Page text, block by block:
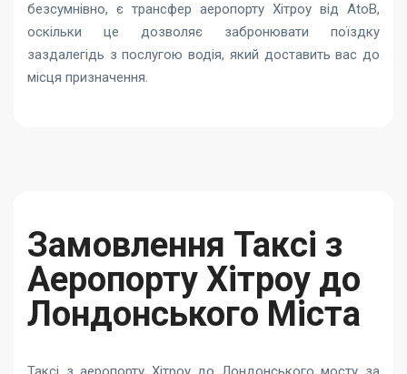
безсумнівно, є трансфер аеропорту Хітроу від AtoB,
оскільки це дозволяє забронювати поїздку
заздалегідь з послугою водія, який доставить вас до
місця призначення.
Замовлення Таксі з
Аеропорту Хітроу до
Лондонського Міста